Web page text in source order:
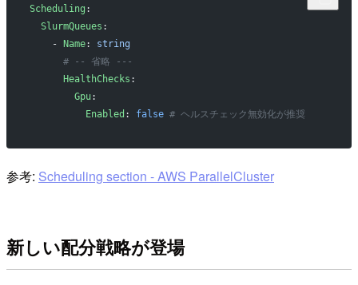
Scheduling :
  SlurmQueues
:
    -
Name: string
      # -- 省略 ---
      HealthChecks
:
        Gpu
:
          Enabled
: false # ヘルスチェック無効化が推奨
参考: Scheduling section - AWS ParallelCluster
新しい配分戦略が登場